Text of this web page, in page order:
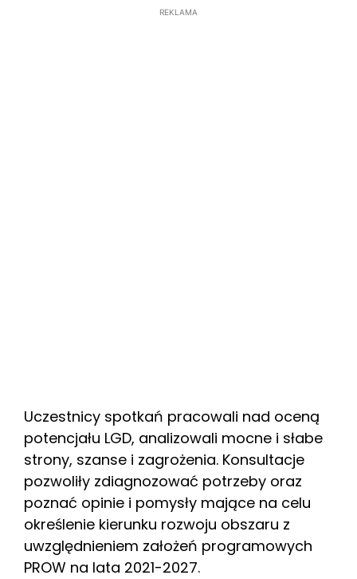
REKLAMA
Uczestnicy spotkań pracowali nad oceną
potencjału LGD, analizowali mocne i słabe
strony, szanse i zagrożenia. Konsultacje
pozwoliły zdiagnozować potrzeby oraz
poznać opinie i pomysły mające na celu
określenie kierunku rozwoju obszaru z
uwzględnieniem założeń programowych
PROW na lata 2021-2027.